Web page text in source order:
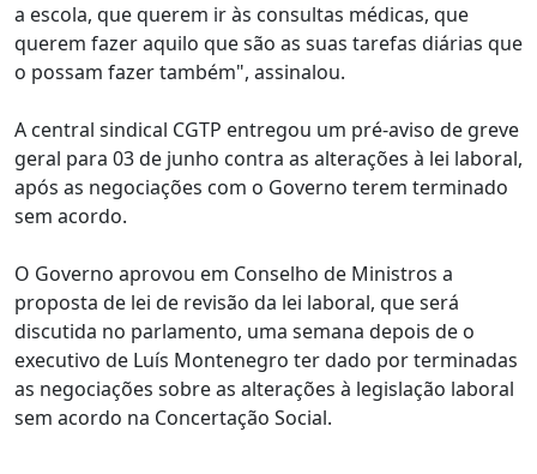
a escola, que querem ir às consultas médicas, que
querem fazer aquilo que são as suas tarefas diárias que
o possam fazer também", assinalou.
A central sindical CGTP entregou um pré-aviso de greve
geral para 03 de junho contra as alterações à lei laboral,
após as negociações com o Governo terem terminado
sem acordo.
O Governo aprovou em Conselho de Ministros a
proposta de lei de revisão da lei laboral, que será
discutida no parlamento, uma semana depois de o
executivo de Luís Montenegro ter dado por terminadas
as negociações sobre as alterações à legislação laboral
sem acordo na Concertação Social.